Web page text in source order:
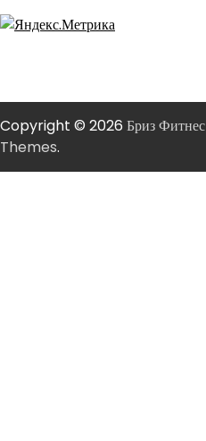
Copyright © 2026 Бриз Фитнес
Themes.